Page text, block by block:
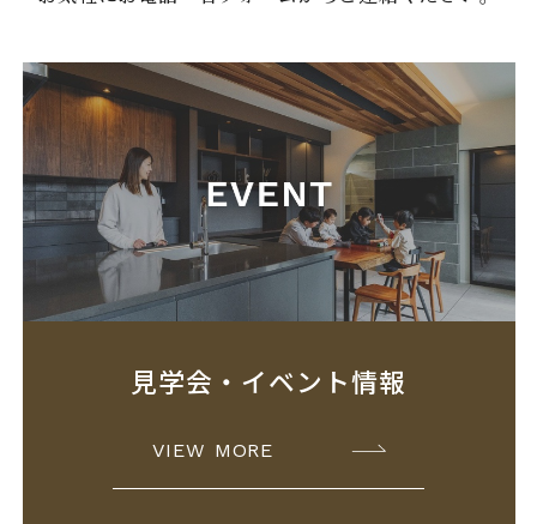
見学会・イベント情報
VIEW MORE